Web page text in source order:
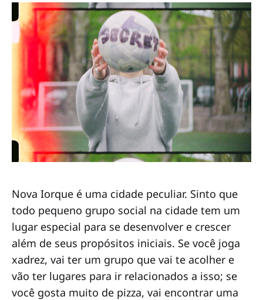
Nova Iorque é uma cidade peculiar. Sinto que
todo pequeno grupo social na cidade tem um
lugar especial para se desenvolver e crescer
além de seus propósitos iniciais. Se você joga
xadrez, vai ter um grupo que vai te acolher e
vão ter lugares para ir relacionados a isso; se
você gosta muito de pizza, vai encontrar uma